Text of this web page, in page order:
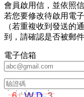
會員啟用信，並依照
若您要修改待啟用電
（若重複收到發送的
到，請確認是否被郵
電子信箱